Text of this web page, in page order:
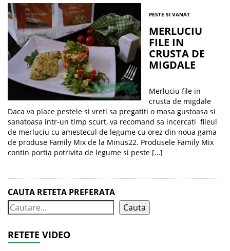
PESTE SI VANAT
MERLUCIU
FILE IN
CRUSTA DE
MIGDALE
Merluciu file in
crusta de migdale
Daca va place pestele si vreti sa pregatiti o masa gustoasa si
sanatoasa intr-un timp scurt, va recomand sa incercati fileul
de merluciu cu amestecul de legume cu orez din noua gama
de produse Family Mix de la Minus22. Produsele Family Mix
contin portia potrivita de legume si peste […]
CAUTA RETETA PREFERATA
Cauta
RETETE VIDEO